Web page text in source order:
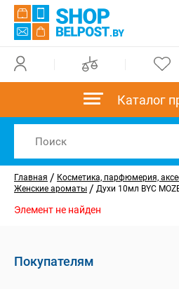
Каталог
Главная / Косметика, парфюмерия,
Женские ароматы / Духи 10мл BYC
Элемент не найден
Покупателям